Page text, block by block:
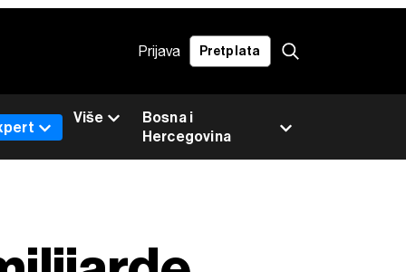
Prijava Pretplata
Bosna i
Hercegovina
Više